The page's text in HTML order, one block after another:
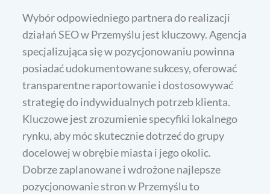
Wybór odpowiedniego partnera do realizacji
działań SEO w Przemyślu jest kluczowy. Agencja
specjalizująca się w pozycjonowaniu powinna
posiadać udokumentowane sukcesy, oferować
transparentne raportowanie i dostosowywać
strategię do indywidualnych potrzeb klienta.
Kluczowe jest zrozumienie specyfiki lokalnego
rynku, aby móc skutecznie dotrzeć do grupy
docelowej w obrębie miasta i jego okolic.
Dobrze zaplanowane i wdrożone najlepsze
pozycjonowanie stron w Przemyślu to